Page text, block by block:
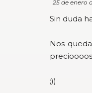
25 de enero
Sin duda
Nos
;))